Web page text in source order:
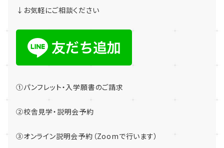
↓お気軽にご相談ください
①パンフレット・入学願書のご請求
②校舎見学・説明会予約
③オンライン説明会予約（Zoomで行います）